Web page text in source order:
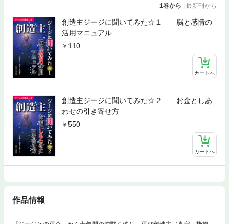
1巻から | 最新刊から
創造主ジージに聞いてみた☆１――脳と感情の
活用マニュアル
110
カートへ
創造主ジージに聞いてみた☆２――お金としあ
わせの引き寄せ方
550
カートへ
作品情報